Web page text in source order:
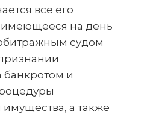
все его
на день
судом
банкротом и
а также